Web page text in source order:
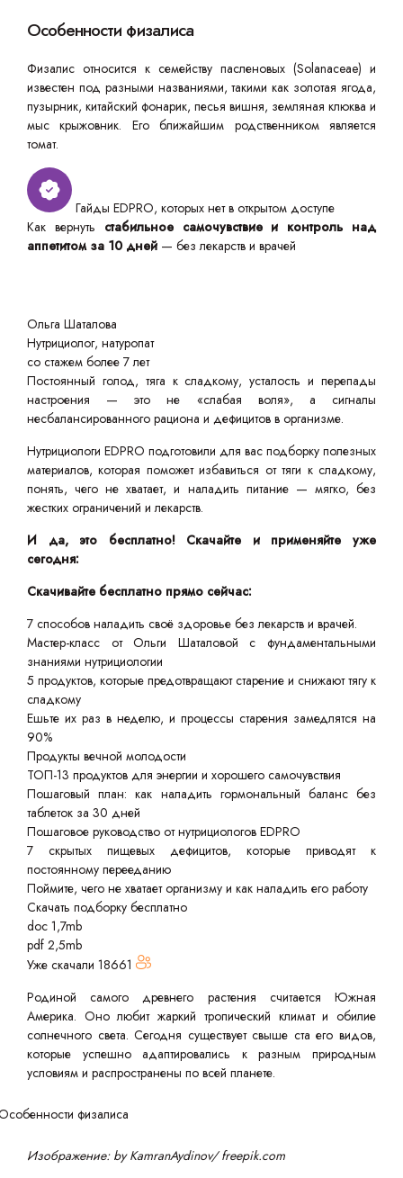
Особенности физалиса
Физалис относится к семейству пасленовых (Solanaceae) и
известен под разными названиями, такими как золотая ягода,
пузырник, китайский фонарик, песья вишня, земляная клюква и
мыс крыжовник. Его ближайшим родственником является
томат.
Гайды EDPRO, которых нет в открытом доступе
Как вернуть стабильное самочувствие и контроль над
аппетитом за 10 дней — без лекарств и врачей
Ольга Шаталова
Нутрициолог, натуропат
со стажем более 7 лет
Постоянный голод, тяга к сладкому, усталость и перепады
настроения — это не «слабая воля», а сигналы
несбалансированного рациона и дефицитов в организме.
Нутрициологи EDPRO подготовили для вас подборку полезных
материалов, которая поможет избавиться от тяги к сладкому,
понять, чего не хватает, и наладить питание — мягко, без
жестких ограничений и лекарств.
И да, это бесплатно! Скачайте и применяйте уже
сегодня:
Скачивайте бесплатно прямо сейчас:
7 способов наладить своё здоровье без лекарств и врачей.
Мастер-класс от Ольги Шаталовой с фундаментальными
знаниями нутрициологии
5 продуктов, которые предотвращают старение и снижают тягу к
сладкому
Ешьте их раз в неделю, и процессы старения замедлятся на
90%
Продукты вечной молодости
ТОП-13 продуктов для энергии и хорошего самочувствия
Пошаговый план: как наладить гормональный баланс без
таблеток за 30 дней
Пошаговое руководство от нутрициологов EDPRO
7 скрытых пищевых дефицитов, которые приводят к
постоянному перееданию
Поймите, чего не хватает организму и как наладить его работу
Скачать подборку бесплатно
doc 1,7mb
pdf 2,5mb
Уже скачали 18661
Родиной самого древнего растения считается Южная
Америка. Оно любит жаркий тропический климат и обилие
солнечного света. Сегодня существует свыше ста его видов,
которые успешно адаптировались к разным природным
условиям и распространены по всей планете.
Изображение: by KamranAydinov/ freepik.com